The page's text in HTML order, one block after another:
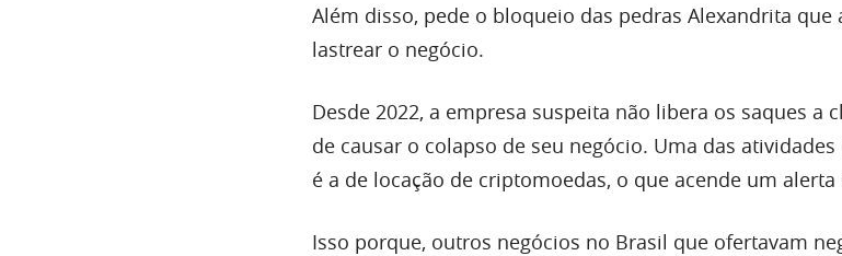
Além disso, pede o bloqueio das pedras Alexandrita que
lastrear o negócio.
Desde 2022, a empresa suspeita não libera os saques a
de causar o colapso de seu negócio. Uma das
é a de locação de criptomoedas, o que acende um
Isso porque, outros negócios no Brasil que ofertavam